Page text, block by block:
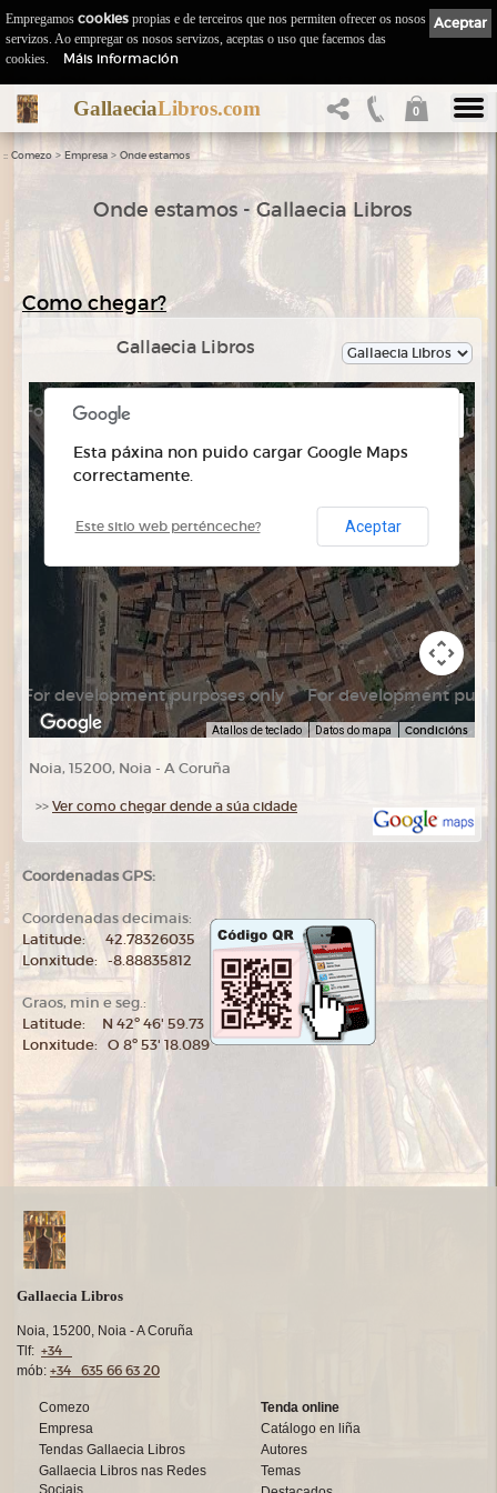
GallaeciaLibros.com 0
:: Comezo > Empresa > Onde estamos
Onde estamos - Gallaecia Libros
Como chegar?
Gallaecia Libros
For development purposes only For development
For development purposes only For development
Atallos de teclado Datos do mapa Condicións
Esta páxina non puido cargar Google Maps
correctamente.
Este sitio web perténceche? Aceptar
Noia, 15200, Noia - A Coruña
>> Ver como chegar dende a súa cidade
Coordenadas GPS:
Coordenadas decimais:
Latitude: 42.78326035
Lonxitude: -8.88835812
Graos, min e seg.:
Latitude: N 42º 46' 59.73
Lonxitude: O 8º 53' 18.089
Gallaecia Libros
Noia, 15200, Noia - A Coruña
Tlf: +34
mób: +34 635 66 63 20
Comezo
Empresa
Tendas Gallaecia Libros
Gallaecia Libros nas Redes
Tenda online
Catálogo en liña
Autores
Temas
Aceptar
Empregamos cookies propias e de terceiros que nos permiten ofrecer os nosos
servizos. Ao empregar os nosos servizos, aceptas o uso que facemos das
cookies.
Máis información